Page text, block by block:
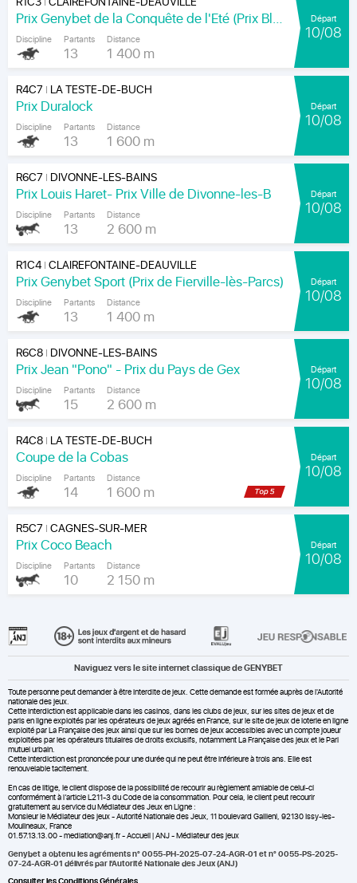
Prix Genybet de la Conquête de l'Eté (Prix Blangy-le-Château)
Discipline Partants
13
Distance
1 400 m
Départ
10/08
R4C7 | LA TESTE-DE-BUCH
Prix Duralock
Discipline Partants
13
Distance
1 600 m
Départ
10/08
R6C7 | DIVONNE-LES-BAINS
Prix Louis Haret- Prix Ville de Divonne-les-B
Discipline Partants
13
Distance
2 600 m
Départ
10/08
R1C4|CLAIREFONTAINE-DEAUVILLE
Prix Genybet Sport (Prix de Fierville-lès-Parcs)
Discipline Partants
13
Distance
1 400 m
Départ
10/08
R6C8| DIVONNE-LES-BAINS
Prix Jean "Pono" - Prix du Pays de Gex
Discipline Partants
15
Distance
2 600 m
Départ
10/08
R4C8| LA TESTE-DE-BUCH
Coupe de la Cobas
Discipline Partants
14
Distance
1 600 m
Départ
10/08
R5C7 |CAGNES-SUR-MER
Prix Coco Beach
Discipline Partants
10
Distance
2 150 m
Départ
10/08
Naviguez vers le site internet classique de GENYBET
Toute personne peut demander à être interdite de jeux. Cette demande est formée auprès de l'Autorité
nationale des jeux.
Cette interdiction est applicable dans les casinos, dans les clubs de jeux, sur les sites de jeux et de
paris en ligne exploités par les opérateurs de jeux agréés en France, sur le site de jeux de loterie en ligne
exploité par La Française des jeux ainsi que sur les bornes de jeux accessibles avec un compte joueur
exploitées par les opérateurs titulaires de droits exclusifs, notamment La Française des jeux et le Pari
mutuel urbain.
Cette interdiction est prononcée pour une durée qui ne peut être inférieure à trois ans. Elle est
renouvelable tacitement.
En cas de litige, le client dispose de la possibilité de recourir au règlement amiable de celui-ci
conformément à l’article L211-3 du Code de la consommation. Pour cela, le client peut recourir
gratuitement au service du Médiateur des Jeux en Ligne :
Monsieur le Médiateur des jeux - Autorité Nationale des Jeux, 11 boulevard Gallieni, 92130 Issy-les-
Moulineaux, France
01.57.13.13.00 - mediation@anj.fr -Accueil | ANJ - Médiateur des jeux
Genybet a obtenu les agréments n° 0055-PH-2025-07-24-AGR-01 et n° 0055-PS-2025-
07-24-AGR-01 délivrés par l'Autorité Nationale des Jeux (ANJ)